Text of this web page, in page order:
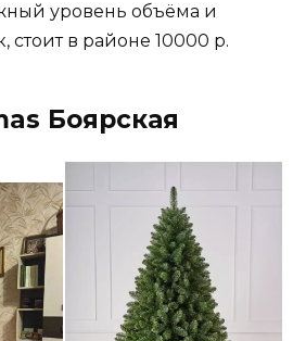
уровень объёма и
стоит в районе 10000 р.
Боярская